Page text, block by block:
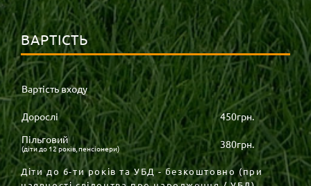
ВАРТІСТЬ
Вартість входу
Дорослі
450грн.
Пільговий
(діти до 12 років, пенсіонери) 380грн.
Діти до 6-ти років та УБД - безкоштовно (при